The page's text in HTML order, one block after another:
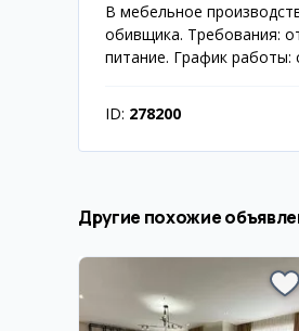
В мебельное
обивщика. Требования:
питание. График работы:
ID: 278200
Другие похожие